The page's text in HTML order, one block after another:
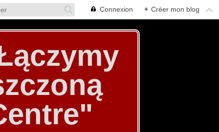
Connexion + Créer mon blog